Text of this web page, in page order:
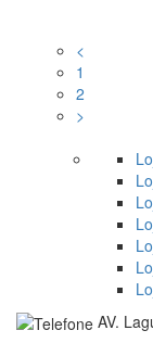
<
1
2
>
AV.